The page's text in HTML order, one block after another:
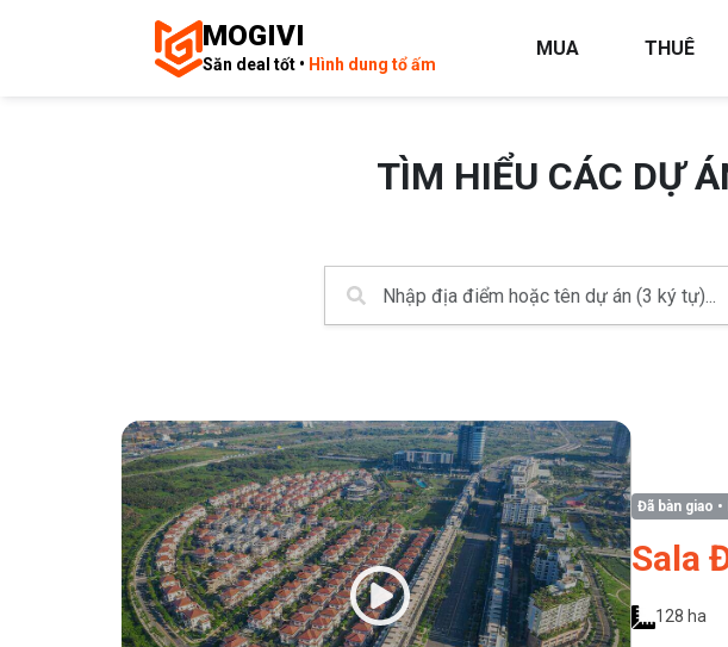
MOGIVI
Săn deal tốt • Hình dung tổ ấm
MUA THUÊ
TÌM HIỂU CÁC DỰ
Đã bàn giao
Sala
128 ha